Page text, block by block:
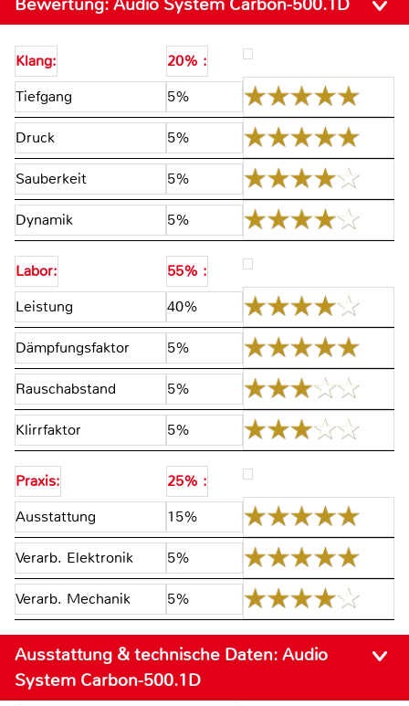
Klang:
20% :
Tiefgang
5%
Druck 5%
Sauberkeit 5%
Dynamik 5%
Labor:
55% :
Leistung
40%
Dämpfungsfaktor 5%
Rauschabstand 5%
Klirrfaktor 5%
Praxis:
25% :
Ausstattung
15%
Verarb. Elektronik 5%
Verarb. Mechanik 5%
Ausstattung & technische Daten: Audio
System Carbon-500.1D